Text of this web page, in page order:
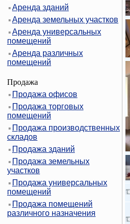
Аренда зданий
Аренда земельных участков
Аренда универсальных
помещений
Аренда различных
помещений
Продажа
Продажа офисов
Продажа торговых
помещений
Продажа производственных
складов
Продажа зданий
Продажа земельных
участков
Продажа универсальных
помещений
Продажа помещений
различного назначения